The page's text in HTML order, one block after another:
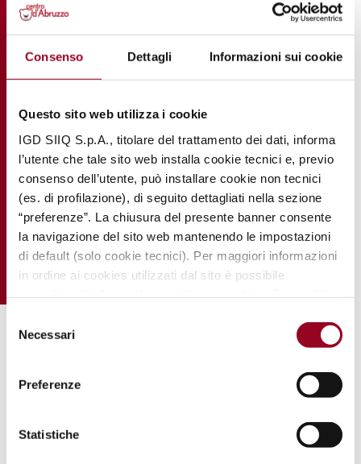
Consenso Dettagli Informazioni sui cookie
Questo sito web utilizza i cookie
IGD SIIQ S.p.A., titolare del trattamento dei dati, informa
l’utente che tale sito web installa cookie tecnici e, previo
consenso dell’utente, può installare cookie non tecnici
(es. di profilazione), di seguito dettagliati nella sezione
“preferenze”. La chiusura del presente banner consente
la navigazione del sito web mantenendo le impostazioni
di default (solo cookie tecnici). Per maggiori informazioni
in ordine ai cookies utilizzati dal sito è possibile
mediante il link “
delNecessari
Preferenze
Statistiche